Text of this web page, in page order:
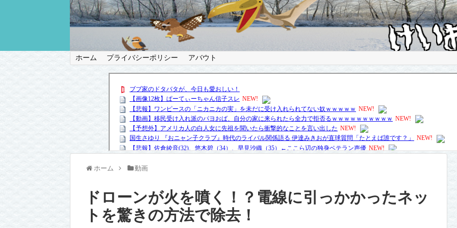
ホーム プライバシーポリシー アバウト
ホーム 動画
ドローンが火を噴く！？電線に引っかかったネッ
トを驚きの方法で除去！